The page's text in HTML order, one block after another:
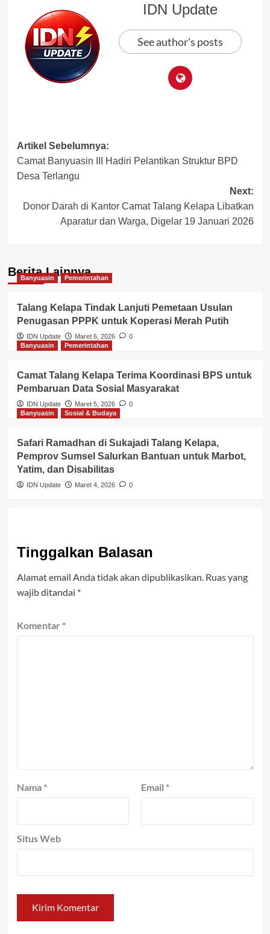
IDN Update
See author's posts
Post
navigation
Artikel Sebelumnya:
Camat Banyuasin III Hadiri Pelantikan Struktur BPD
Desa Terlangu
Next:
Donor Darah di Kantor Camat Talang Kelapa Libatkan
Aparatur dan Warga, Digelar 19 Januari 2026
Berita Lainnya
Banyuasin Pemerintahan
Talang Kelapa Tindak Lanjuti Pemetaan Usulan
Penugasan PPPK untuk Koperasi Merah Putih
IDN Update Maret 6, 2026
0
Banyuasin
Pemerintahan
Camat Talang Kelapa Terima Koordinasi BPS untuk
Pembaruan Data Sosial Masyarakat
IDN Update Maret 5, 2026
0
Banyuasin
Sosial & Budaya
Safari Ramadhan di Sukajadi Talang Kelapa,
Pemprov Sumsel Salurkan Bantuan untuk Marbot,
Yatim, dan Disabilitas
IDN Update Maret 4, 2026 0
Tinggalkan Balasan
Alamat email Anda tidak akan dipublikasikan. Ruas yang
wajib ditandai *
Komentar *
Nama * Email *
Situs Web